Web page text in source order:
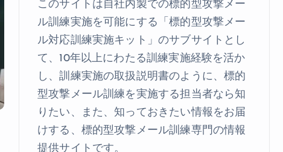
このサイトは自社内製での標的型攻撃メー
ル訓練実施を可能にする「標的型攻撃メー
ル対応訓練実施キット」のサブサイトとし
て、10年以上にわたる訓練実施経験を活か
し、訓練実施の取扱説明書のように、標的
型攻撃メール訓練を実施する担当者なら知
りたい、また、知っておきたい情報をお届
けする、標的型攻撃メール訓練専門の情報
提供サイトです。